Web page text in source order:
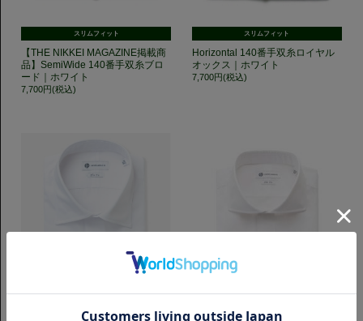
スリムフィット
【THE NIKKEI MAGAZINE掲載商
品】SemiWide 140番手双糸ブロ
ード｜ホワイト
7,700円(税込)
スリムフィット
Horizontal 140番手双糸ロイヤル
オックス｜ホワイト
7,700円(税込)